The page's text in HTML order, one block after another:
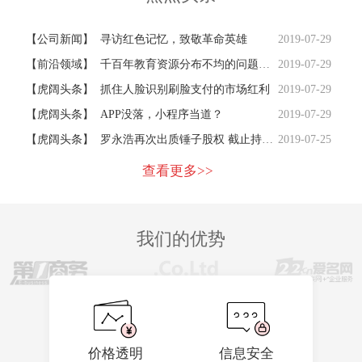
【公司新闻】 寻访红色记忆，致敬革命英雄
2019-07-29
【前沿领域】
2019-07-29
【 虎阔头条】 抓住人脸识别刷脸支付的市场红利
2019-07-29
【 虎阔头条】 APP没落，小程序当道？
2019-07-29
【 虎阔头条】 罗永浩再次出质锤子股权 截止持股27.81% 2019-07-25
查看更多>>
我们的优势
价格透明 信息安全